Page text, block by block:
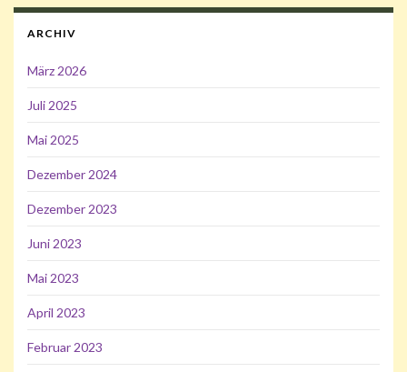
ARCHIV
März 2026
Juli 2025
Mai 2025
Dezember 2024
Dezember 2023
Juni 2023
Mai 2023
April 2023
Februar 2023